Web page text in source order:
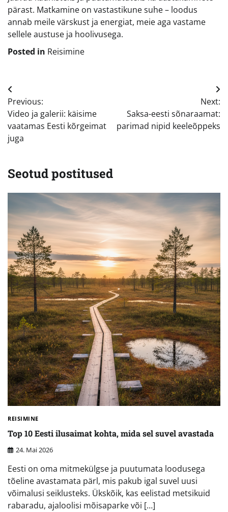
pärast. Matkamine on vastastikune suhe – loodus
annab meile värskust ja energiat, meie aga vastame
sellele austuse ja hoolivusega.
Posted in Reisimine
Navigeerimine
Previous:
Video ja galerii: käisime
vaatamas Eesti kõrgeimat
juga
Next:
Saksa-eesti sõnaraamat:
parimad nipid keeleõppeks
Seotud postitused
REISIMINE
Top 10 Eesti ilusaimat kohta, mida sel suvel avastada
24. Mai 2026
Eesti on oma mitmekülgse ja puutumata loodusega
tõeline avastamata pärl, mis pakub igal suvel uusi
võimalusi seiklusteks. Ükskõik, kas eelistad metsikuid
rabaradu, ajaloolisi mõisaparke või […]